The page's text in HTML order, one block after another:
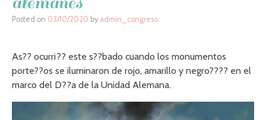
Posted on 03/10/2020 by admin_congreso
As?? ocurri?? este s??bado cuando los monumentos
porte??os se iluminaron de rojo, amarillo y negro???? en el
marco del D??a de la Unidad Alemana.